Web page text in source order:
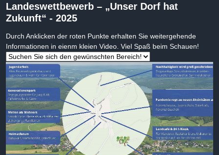
Landeswettbewerb – „Unser Dorf hat
Zukunft“ - 2025
Durch Anklicken der roten Punkte erhalten Sie weitergehende
Informationen in eienm kleien Video. Viel Spaß beim Schauen!